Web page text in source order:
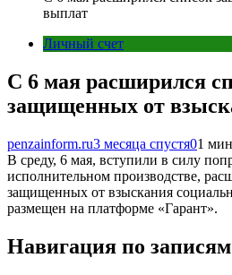
выплат
Личный счет
С 6 мая расширился
защищенных от
penzainform.ru3 месяца спустя01
В среду, 6 мая, вступили в силу
исполнительном производстве,
защищенных от взыскания
размещен на платформе «Гарант».
Навигация по записям